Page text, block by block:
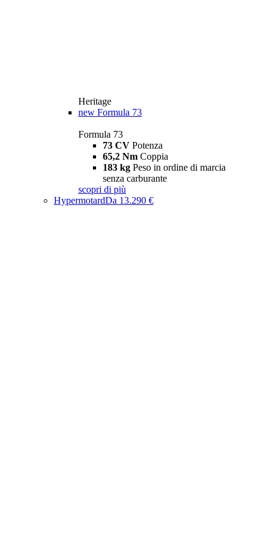
Heritage
new Formula 73
Formula 73
73 CV Potenza
65,2 Nm Coppia
183 kg Peso in ordine di marcia
senza carburante
scopri di più
HypermotardDa 13.290 €